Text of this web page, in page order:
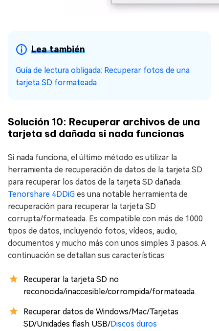
Lea también
Guía de lectura obligada: Recuperar fotos de una
tarjeta SD formateada
Solución 10: Recuperar archivos de una
tarjeta sd dañada si nada funcionas
Si nada funciona, el último método es utilizar la
herramienta de recuperación de datos de la tarjeta SD
para recuperar los datos de la tarjeta SD dañada.
Tenorshare 4DDiG es una notable herramienta de
recuperación para recuperar la tarjeta SD
corrupta/formateada. Es compatible con más de 1000
tipos de datos, incluyendo fotos, vídeos, audio,
documentos y mucho más con unos simples 3 pasos. A
continuación se detallan sus características:
Recuperar la tarjeta SD no
reconocida/inaccesible/corrompida/formateada.
Recuperar datos de Windows/Mac/Tarjetas
SD/Unidades flash USB/Discos duros